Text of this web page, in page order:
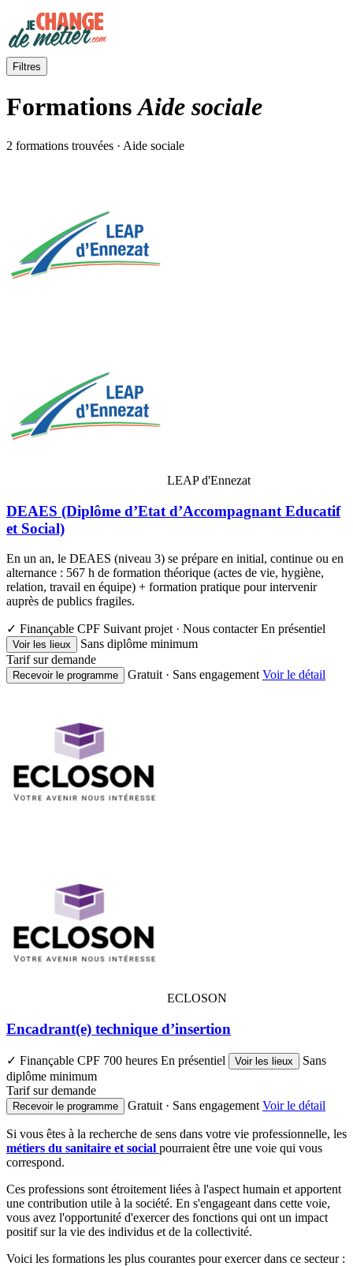
Filtres
FormationsAide sociale
2 formations trouvées · Aide sociale
LEAP d'Ennezat
DEAES (Diplôme d’Etat d’Accompagnant Educatif
et Social)
En un an, le DEAES (niveau 3) se prépare en initial, continue ou en
alternance : 567 h de formation théorique (actes de vie, hygiène,
relation, travail en équipe) + formation pratique pour intervenir
auprès de publics fragiles.
✓ Finançable CPF Suivant projet · Nous contacterEn présentiel
Voir les lieux
Sans diplôme minimum
Tarif sur demande
Recevoir le programme Gratuit · Sans engagement Voir le détail
ECLOSON
Encadrant(e) technique d’insertion
✓ Finançable CPF 700 heures En présentiel Voir les lieux
Sans
diplôme minimum
Tarif sur demande
Recevoir le programme Gratuit · Sans engagement Voir le détail
Si vous êtes à la recherche de sens dans votre vie professionnelle, les
métiers du sanitaire et social pourraient être une voie qui vous
correspond.
Ces professions sont étroitement liées à l'aspect humain et apportent
une contribution utile à la société. En s'engageant dans cette voie,
vous avez l'opportunité d'exercer des fonctions qui ont un impact
positif sur la vie des individus et de la collectivité.
Voici les formations les plus courantes pour exercer dans ce secteur :